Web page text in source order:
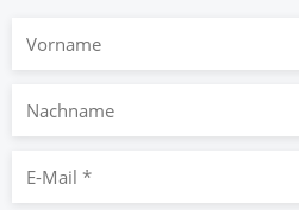
Vorname
Nachname
Mail